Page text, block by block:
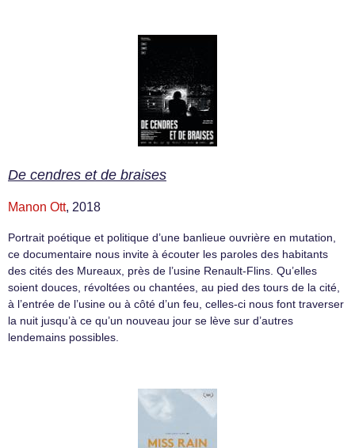
De cendres et de braises
Manon Ott, 2018
Portrait poétique et politique d’une banlieue ouvrière en mutation,
ce documentaire nous invite à écouter les paroles des habitants
des cités des Mureaux, près de l’usine Renault-Flins. Qu’elles
soient douces, révoltées ou chantées, au pied des tours de la cité,
à l’entrée de l’usine ou à côté d’un feu, celles-ci nous font traverser
la nuit jusqu’à ce qu’un nouveau jour se lève sur d’autres
lendemains possibles.